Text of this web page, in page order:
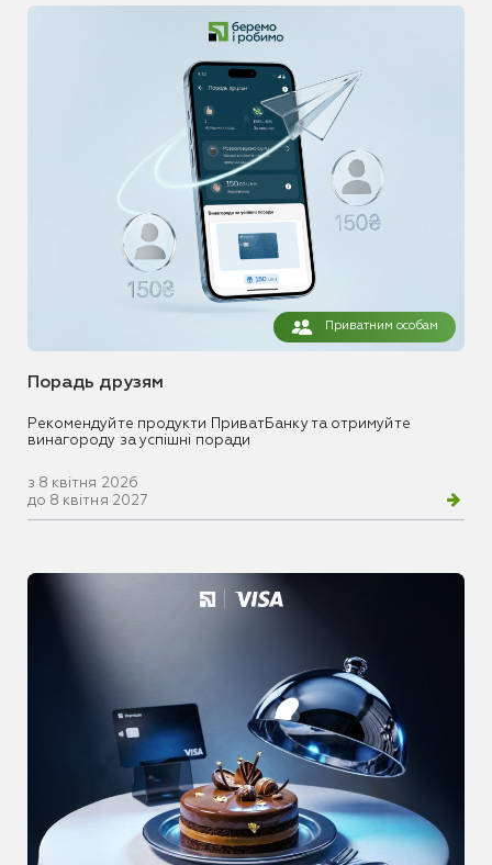
Приватним особам
Порадь друзям
Рекомендуйте продукти ПриватБанку та отримуйте
винагороду за успішні поради
з 8 квітня 2026
до 8 квітня 2027